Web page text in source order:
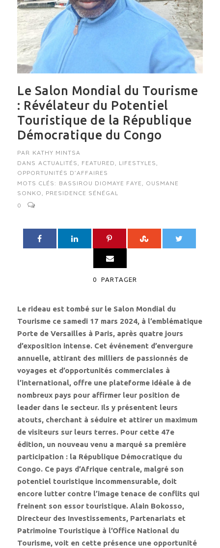
Le Salon Mondial du Tourisme
: Révélateur du Potentiel
Touristique de la République
Démocratique du Congo
PAR KATHY MINTSA
DANS ACTUALITÉS, FEATURED, LIFESTYLES,
OPPORTUNITÉS D’AFFAIRES
MOTS CLÉS: BASSIROU DIOMAYE FAYE, OUSMANE
SONKO, PRESIDENCE SÉNÉGAL
0
0 PARTAGER
Le rideau est tombé sur le Salon Mondial du
Tourisme ce samedi 17 mars 2024, à l’emblématique
Porte de Versailles à Paris, après quatre jours
d’exposition intense. Cet événement d’envergure
annuelle, attirant des milliers de passionnés de
voyages et d’opportunités commerciales à
l’international, offre une plateforme idéale à de
nombreux pays pour affirmer leur position de
leader dans le secteur. Ils y présentent leurs
atouts, cherchant à séduire et attirer un maximum
de visiteurs sur leurs terres. Pour cette 47e
édition, un nouveau venu a marqué sa première
participation : la République Démocratique du
Congo. Ce pays d’Afrique centrale, malgré son
potentiel touristique incommensurable, doit
encore lutter contre l’image tenace de conflits qui
freinent son essor touristique. Alain Bokosso,
Directeur des Investissements, Partenariats et
Patrimoine Touristique à l’Office National du
Tourisme, voit en cette présence une opportunité